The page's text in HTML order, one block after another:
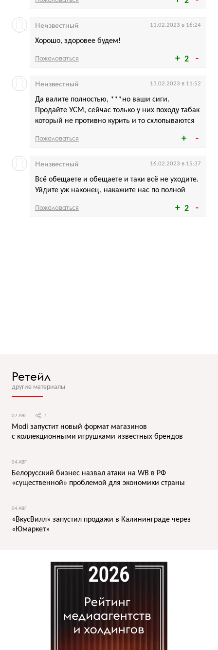
2
Хорошо, здоровее будем!
Неизвестный 11.02.2023 в 16:24
Пожаловаться
Да валите полностью, ***но ваши сиги.
Продайте УСМ, сейчас только у них походу табак
который не противно курить и то схлопываются
Неизвестный 13.02.2023 в 11:52
Пожаловаться
2
Всё обещаете и обещаете и таки всё не уходите.
Уйдите уж наконец, накажите нас по полной
Неизвестный 16.02.2023 в 15:37
Пожаловаться
Ретейл
другие материалы
07 АВГ 1
Modi запустит новый формат магазинов
с коллекционными игрушками известных брендов
04 АВГ
Белорусский бизнес назвал атаки на WB в РФ
«существенной» проблемой для экономики страны
04 АВГ
«ВкусВилл» запустил продажи в Калининграде через
«Юмаркет»